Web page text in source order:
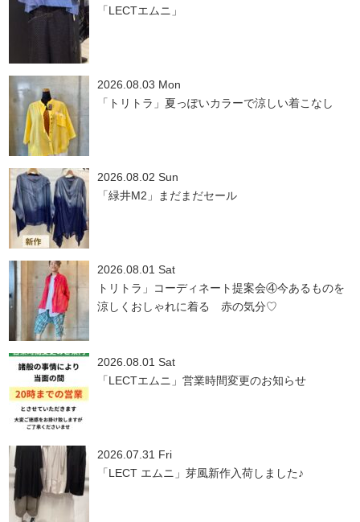
「LECTエムニ」
2026.08.03 Mon
「トリトラ」夏っぽいカラーで涼しい着こなし
2026.08.02 Sun
「緑井M2」まだまだセール
2026.08.01 Sat
トリトラ」コーディネート提案会④今あるものを
涼しくおしゃれに着る 赤の気分♡
2026.08.01 Sat
「LECTエムニ」営業時間変更のお知らせ
2026.07.31 Fri
「LECT エムニ」芽風新作入荷しました♪